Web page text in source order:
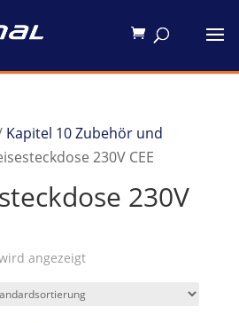
Kapitel 10 Zubehör und
230V CEE
230V
angezeigt